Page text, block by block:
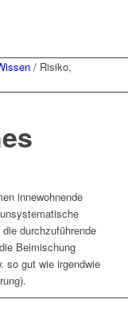
/ Risiko,
innewohnende
durchzuführende
Beimischung
so gut wie irgendwie